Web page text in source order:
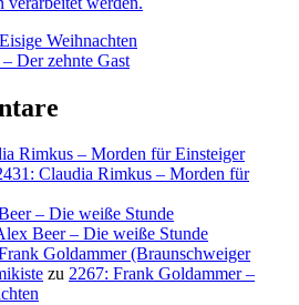
Weihnachten
Der zehnte Gast
Rimkus – Morden für Einsteiger
Claudia Rimkus – Morden für
– Die weiße Stunde
Beer – Die weiße Stunde
Goldammer (Braunschweiger
zu 2267: Frank Goldammer –